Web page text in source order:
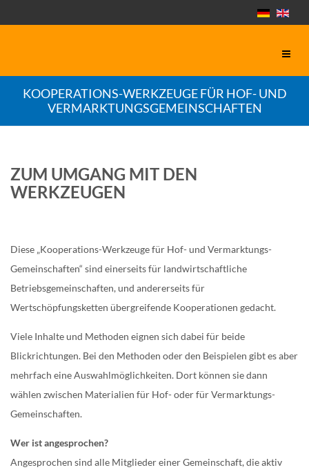
KOOPERATIONS-WERKZEUGE FÜR HOF- UND
VERMARKTUNGSGEMEINSCHAFTEN
ZUM UMGANG MIT DEN
WERKZEUGEN
Diese „Kooperations-Werkzeuge für Hof- und Vermarktungs-
Gemeinschaften“ sind einerseits für landwirtschaftliche
Betriebsgemeinschaften, und andererseits für
Wertschöpfungsketten übergreifende Kooperationen gedacht.
Viele Inhalte und Methoden eignen sich dabei für beide
Blickrichtungen. Bei den Methoden oder den Beispielen gibt es aber
mehrfach eine Auswahlmöglichkeiten. Dort können sie dann
wählen zwischen Materialien für Hof- oder für Vermarktungs-
Gemeinschaften.
Wer ist angesprochen?
Angesprochen sind alle Mitglieder einer Gemeinschaft, die aktiv